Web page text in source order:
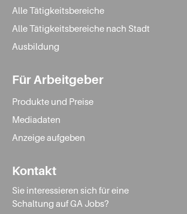
Alle Tätigkeitsbereiche
Alle Tätigkeitsbereiche nach Stadt
Ausbildung
Für Arbeitgeber
Produkte und Preise
Mediadaten
Anzeige aufgeben
Kontakt
Sie interessieren sich für eine
Schaltung auf GA Jobs?